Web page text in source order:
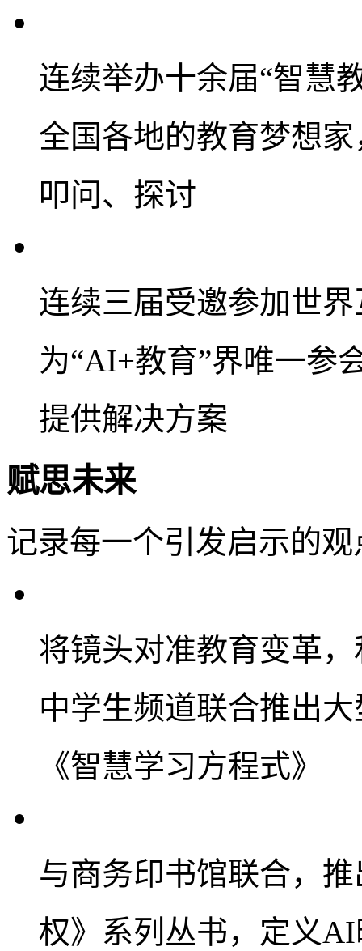
连续举办十余届“智慧
全国各地的教育梦想
叩问、探讨
连续三届受邀参加世
为“AI+教育”界唯一参
提供解决方案
赋思未来
记录每一个引发启示的观
将镜头对准教育变革
中学生频道联合推出
《智慧学习方程式》
与商务印书馆联合，
权》系列丛书，定义